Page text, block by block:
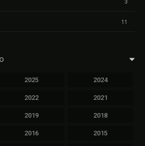
3
11
2025 2024
2022 2021
2019 2018
2016 2015